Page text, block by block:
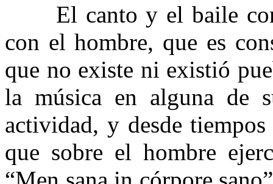
El canto y el baile
con el hombre, que es
que no existe ni existió
la música en alguna de
actividad, y desde
que sobre el hombre